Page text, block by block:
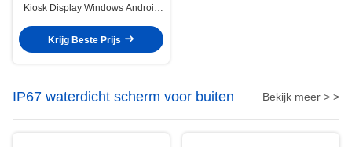
Kiosk Display Windows Android
Krijg Beste Prijs
IP67 waterdicht scherm voor buiten Bekijk meer > >